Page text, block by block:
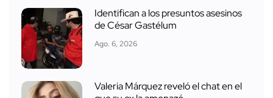
Identifican a los presuntos asesinos
de César Gastélum
Ago. 6, 2026
Valeria Márquez reveló el chat en el